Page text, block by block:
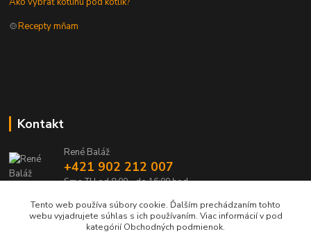
🍲Recepty mňam
Kontakt
René Baláž
+421 902 212 007
Sme TU od 8:00 - do 16:00 hod
info@kotlik.sk
Tento web používa súbory cookie. Ďalším prechádzaním tohto
webu vyjadrujete súhlas s ich používaním. Viac informácií v pod
kategórií Obchodných podmienok.